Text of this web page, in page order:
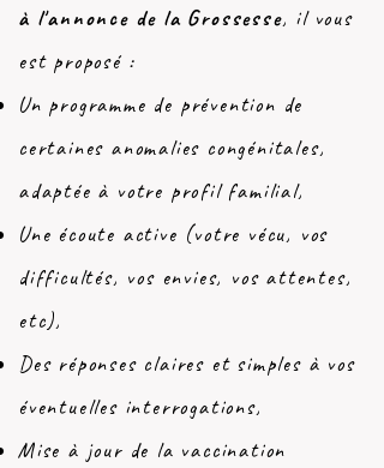
à l'annonce de la Grossesse, il vous
est proposé :
Un programme de prévention de
certaines anomalies congénitales,
adaptée à votre profil familial,
Une écoute active (votre vécu, vos
difficultés, vos envies, vos attentes,
etc),
Des réponses claires et simples à vos
éventuelles interrogations,
Mise à jour de la vaccination